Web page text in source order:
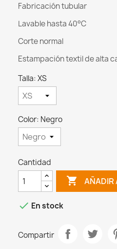
Fabricación tubular
Lavable hasta 40°C
Corte normal
Estampación textil de alta
Talla: XS
Color: Negro
Cantidad
 AÑADIR
 En stock
Compartir